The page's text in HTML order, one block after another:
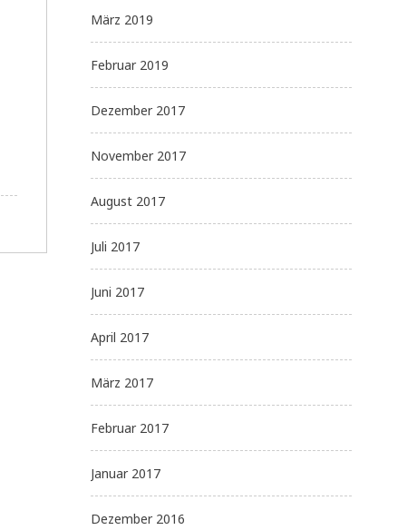
März 2019
Februar 2019
Dezember 2017
November 2017
August 2017
Juli 2017
Juni 2017
April 2017
März 2017
Februar 2017
Januar 2017
Dezember 2016